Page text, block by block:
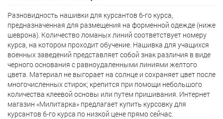
Разновидность нашивки для курсантов 6-го курса,
предназначенная для размещения на форменной одежде (ниже
шеврона). Количество ломаных линий соответствует номеру
курса, на котором проходит обучение. Нашивка для учащихся
военных заведений представляет собой знак различия в виде
черного основания с равноудаленными линиями желтого
цвета. Материал не выгорает на солнце и сохраняет цвет после
многочисленных стирок; крепится при помощи небольшого
количества клеевой основы или путем пришивания. Интернет
магазин «Милитарка» предлагает кyпить курсовку для
курсантов 6-го курса по низкой цене прямо сейчас.